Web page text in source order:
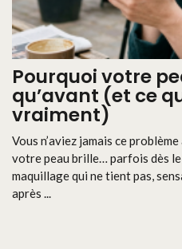
Pourquoi votre
qu’avant (et ce
vraiment)
Vous n’aviez jamais ce
votre peau brille… parfois dès
maquillage qui ne tient pas,
après ...